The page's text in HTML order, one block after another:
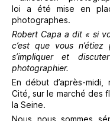
loi a été mise en
photographes.
Robert Capa a dit « si
c’est que vous
s’impliquer et
photographier.
En début d’après-
Cité, sur le marché des
la Seine.
Nous nous sommes